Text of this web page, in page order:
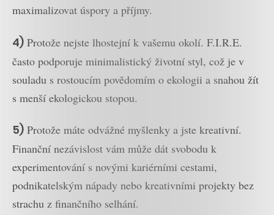
maximalizovat úspory a příjmy.
4) Protože nejste lhostejní k vašemu okolí. F.I.R.E.
často podporuje minimalistický životní styl, což je v
souladu s rostoucím povědomím o ekologii a snahou žít
s menší ekologickou stopou.
5) Protože máte odvážné myšlenky a jste kreativní.
Finanční nezávislost vám může dát svobodu k
experimentování s novými kariérními cestami,
podnikatelským nápady nebo kreativními projekty bez
strachu z finančního selhání.